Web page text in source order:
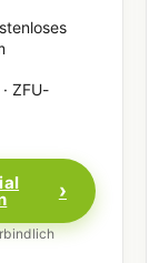
ZFU-